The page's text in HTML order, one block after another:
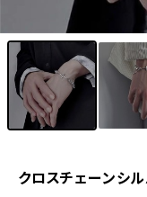
クロスチェーンシ